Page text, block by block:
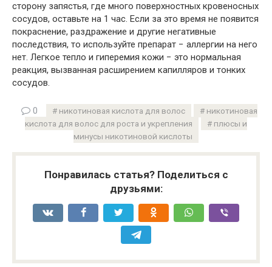
сторону запястья, где много поверхностных кровеносных
сосудов, оставьте на 1 час. Если за это время не появится
покраснение, раздражение и другие негативные
последствия, то используйте препарат − аллергии на него
нет. Легкое тепло и гиперемия кожи − это нормальная
реакция, вызванная расширением капилляров и тонких
сосудов.
0 никотиновая кислота для волос
никотиновая
кислота для волос для роста и укрепления
плюсы и
минусы никотиновой кислоты
Понравилась статья? Поделиться с
друзьями: